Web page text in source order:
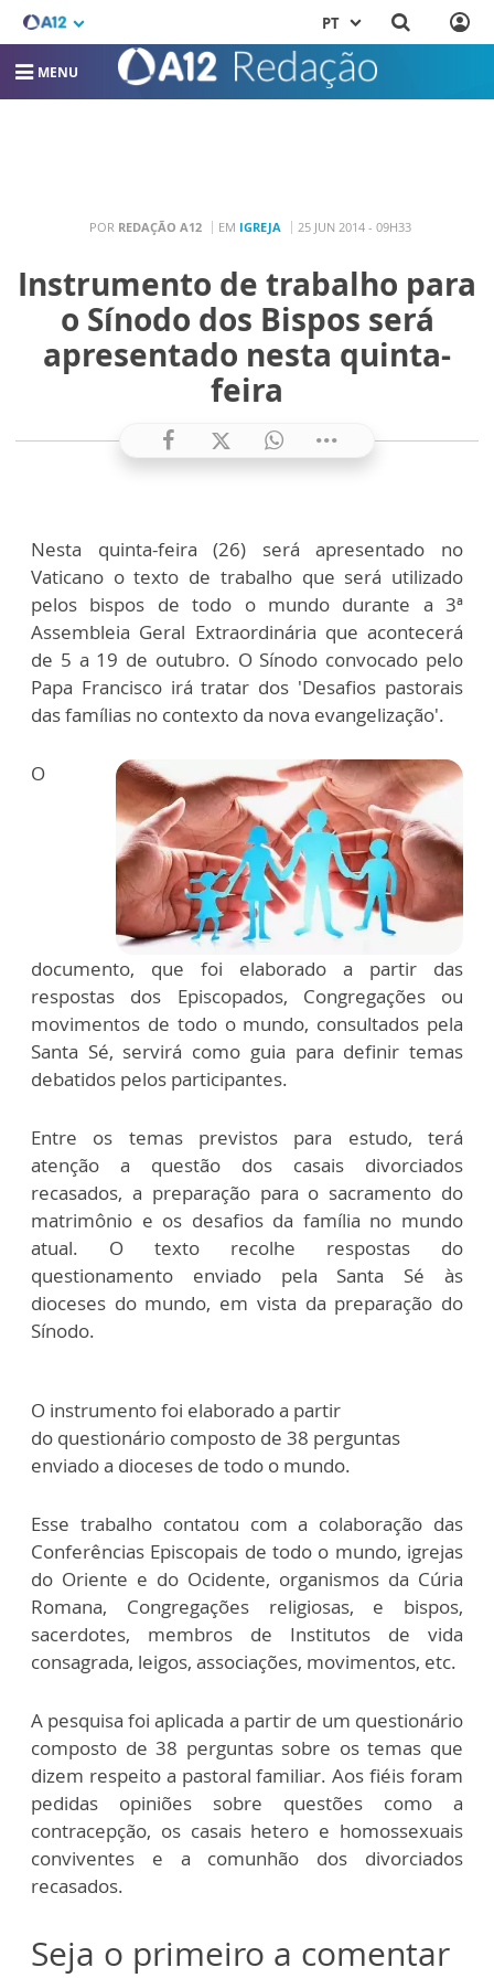
PT
MENU
POR REDAÇÃO A12 EM IGREJA 25 JUN 2014 - 09H33
Instrumento de trabalho para
o Sínodo dos Bispos será
apresentado nesta quinta-
feira
Nesta quinta-feira (26) será apresentado no
Vaticano o texto de trabalho que será utilizado
pelos bispos de todo o mundo durante a 3ª
Assembleia Geral Extraordinária que acontecerá
de 5 a 19 de outubro. O Sínodo convocado pelo
Papa Francisco irá tratar dos 'Desafios pastorais
das famílias no contexto da nova evangelização'.
O
documento, que foi elaborado a partir das
respostas dos Episcopados, Congregações ou
movimentos de todo o mundo, consultados pela
Santa Sé, servirá como guia para definir temas
debatidos pelos participantes.
Entre os temas previstos para estudo, terá
atenção a questão dos casais divorciados
recasados, a preparação para o sacramento do
matrimônio e os desafios da família no mundo
atual. O texto recolhe respostas do
questionamento enviado pela Santa Sé às
dioceses do mundo, em vista da preparação do
Sínodo.
O instrumento foi elaborado a partir
do questionário composto de 38 perguntas
enviado a dioceses de todo o mundo.
Esse trabalho contatou com a colaboração das
Conferências Episcopais de todo o mundo, igrejas
do Oriente e do Ocidente, organismos da Cúria
Romana, Congregações religiosas, e bispos,
sacerdotes, membros de Institutos de vida
consagrada, leigos, associações, movimentos, etc.
A pesquisa foi aplicada a partir de um questionário
composto de 38 perguntas sobre os temas que
dizem respeito a pastoral familiar. Aos fiéis foram
pedidas opiniões sobre questões como a
contracepção, os casais hetero e homossexuais
conviventes e a comunhão dos divorciados
recasados.
Seja o primeiro a comentar